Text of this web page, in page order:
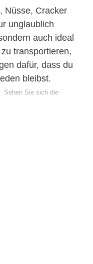
Nüsse, Cracker
unglaublich
auch ideal
transportieren,
dafür, dass du
bleibst.
Sehen Sie sich die